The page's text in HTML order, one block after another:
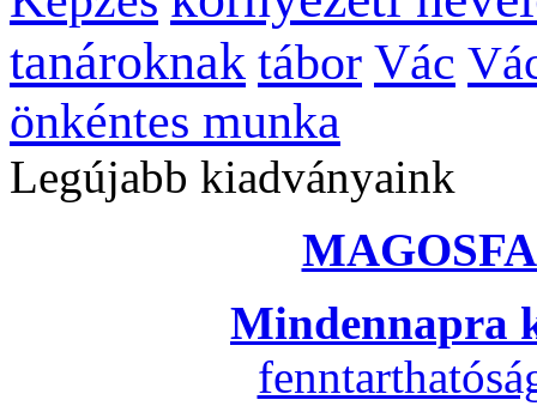
tanároknak tábor Vác
önkéntes munka
Legújabb kiadványaink
Mindennapra